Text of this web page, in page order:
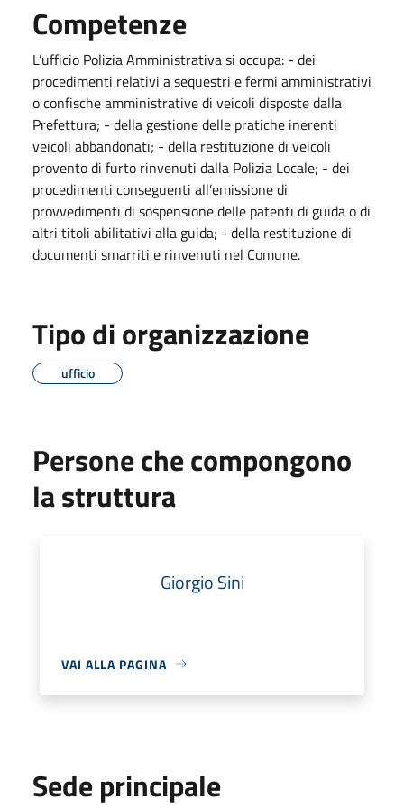
Competenze
​L’ufficio Polizia Amministrativa si occupa: - dei
procedimenti relativi a sequestri e fermi amministrativi
o confische amministrative di veicoli disposte dalla
Prefettura; - della gestione delle pratiche inerenti
veicoli abbandonati; - della restituzione di veicoli
provento di furto rinvenuti dalla Polizia Locale; - dei
procedimenti conseguenti all’emissione di
provvedimenti di sospensione delle patenti di guida o di
altri titoli abilitativi alla guida; - della restituzione di
documenti smarriti e rinvenuti nel Comune.
Tipo di organizzazione
ufficio
Persone che compongono
la struttura
Giorgio Sini
VAI ALLA PAGINA
Sede principale